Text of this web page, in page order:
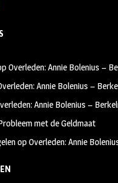
tt
Overleden: Annie Bolenius –
Annie Bolenius –
Annie Bolenius –
met de Geldmaat
opOverleden: Annie